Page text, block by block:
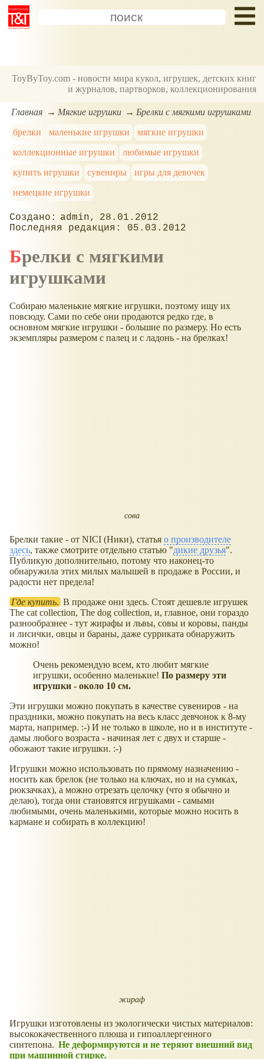
ToyByToy.com - новости мира кукол, игрушек, детских книг
и журналов, партворков, коллекционирования
Главная Мягкие игрушки
Брелки с мягкими игрушками
брелки
маленькие игрушки
мягкие игрушки
коллекционные игрушки
любимые игрушки
купить игрушки
сувениры
игры для девочек
немецкие игрушки
admin
28.01.2012
05.03.2012
Брелки с мягкими
игрушками
Собираю маленькие мягкие игрушки, поэтому ищу их
повсюду. Сами по себе они продаются редко где, в
основном мягкие игрушки - большие по размеру. Но есть
экземпляры размером с палец и с ладонь - на брелках!
сова
Брелки такие - от NICI (Ники), статья о производителе
здесь, также смотрите отдельно статью "дикие друзья".
Публикую дополнительно, потому что наконец-то
обнаружила этих милых малышей в продаже в России, и
радости нет предела!
Где купить. В продаже они здесь. Стоят дешевле игрушек
The cat collection, The dog collection, и, главное, они гораздо
разнообразнее - тут жирафы и львы, совы и коровы, панды
и лисички, овцы и бараны, даже сурриката обнаружить
можно!
Очень рекомендую всем, кто любит мягкие
игрушки, особенно маленькие! По размеру эти
игрушки - около 10 см.
Эти игрушки можно покупать в качестве сувениров - на
праздники, можно покупать на весь класс девчонок к 8-му
марта, например. :-) И не только в школе, но и в институте -
дамы любого возраста - начиная лет с двух и старше -
обожают такие игрушки. :-)
Игрушки можно использовать по прямому назначению -
носить как брелок (не только на ключах, но и на сумках,
рюкзачках), а можно отрезать целочку (что я обычно и
делаю), тогда они становятся игрушками - самыми
любимыми, очень маленькими, которые можно носить в
кармане и собирать в коллекцию!
жираф
Игрушки изготовлены из экологически чистых материалов:
высококачественного плюша и гипоаллергенного
синтепона. Не деформируются и не теряют внешний вид
при машинной стирке.